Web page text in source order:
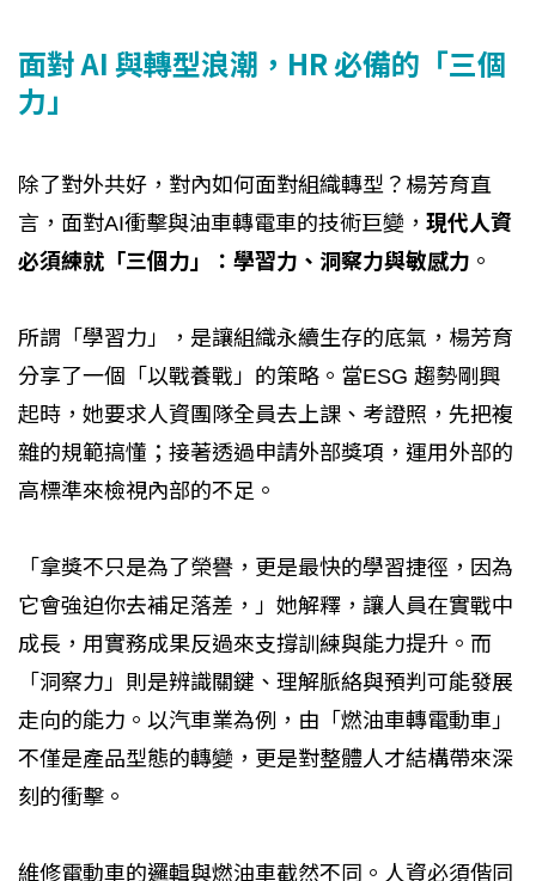
面對 AI 與轉型浪潮，HR 必備的「三個
力」
除了對外共好，對內如何面對組織轉型？楊芳育直
言，面對AI衝擊與油車轉電車的技術巨變， 現代人資
必須練就「三個力」：學習力、洞察力與敏感力 。
所謂「學習力」，是讓組織永續生存的底氣，楊芳育
分享了一個「以戰養戰」的策略。當ESG 趨勢剛興
起時，她要求人資團隊全員去上課、考證照，先把複
雜的規範搞懂；接著透過申請外部獎項，運用外部的
高標準來檢視內部的不足。
「拿獎不只是為了榮譽，更是最快的學習捷徑，因為
它會強迫你去補足落差，」她解釋，讓人員在實戰中
成長，用實務成果反過來支撐訓練與能力提升。而
「洞察力」則是辨識關鍵、理解脈絡與預判可能發展
走向的能力。以汽車業為例，由「燃油車轉電動車」
不僅是產品型態的轉變，更是對整體人才結構帶來深
刻的衝擊。
維修電動車的邏輯與燃油車截然不同。人資必須偕同